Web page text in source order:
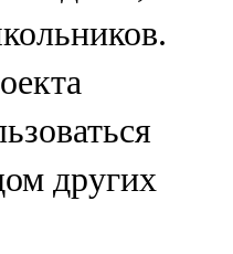
других